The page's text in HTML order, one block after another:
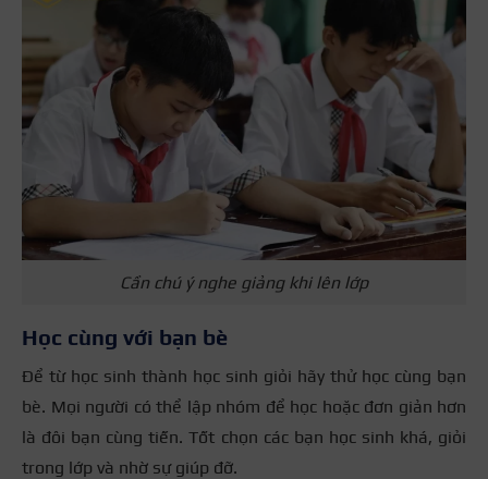
Cần chú ý nghe giảng khi lên lớp
Học cùng với bạn bè
Để từ học sinh thành học sinh giỏi hãy thử học cùng bạn
bè. Mọi người có thể lập nhóm để học hoặc đơn giản hơn
là đôi bạn cùng tiến. Tốt chọn các bạn học sinh khá, giỏi
trong lớp và nhờ sự giúp đỡ.